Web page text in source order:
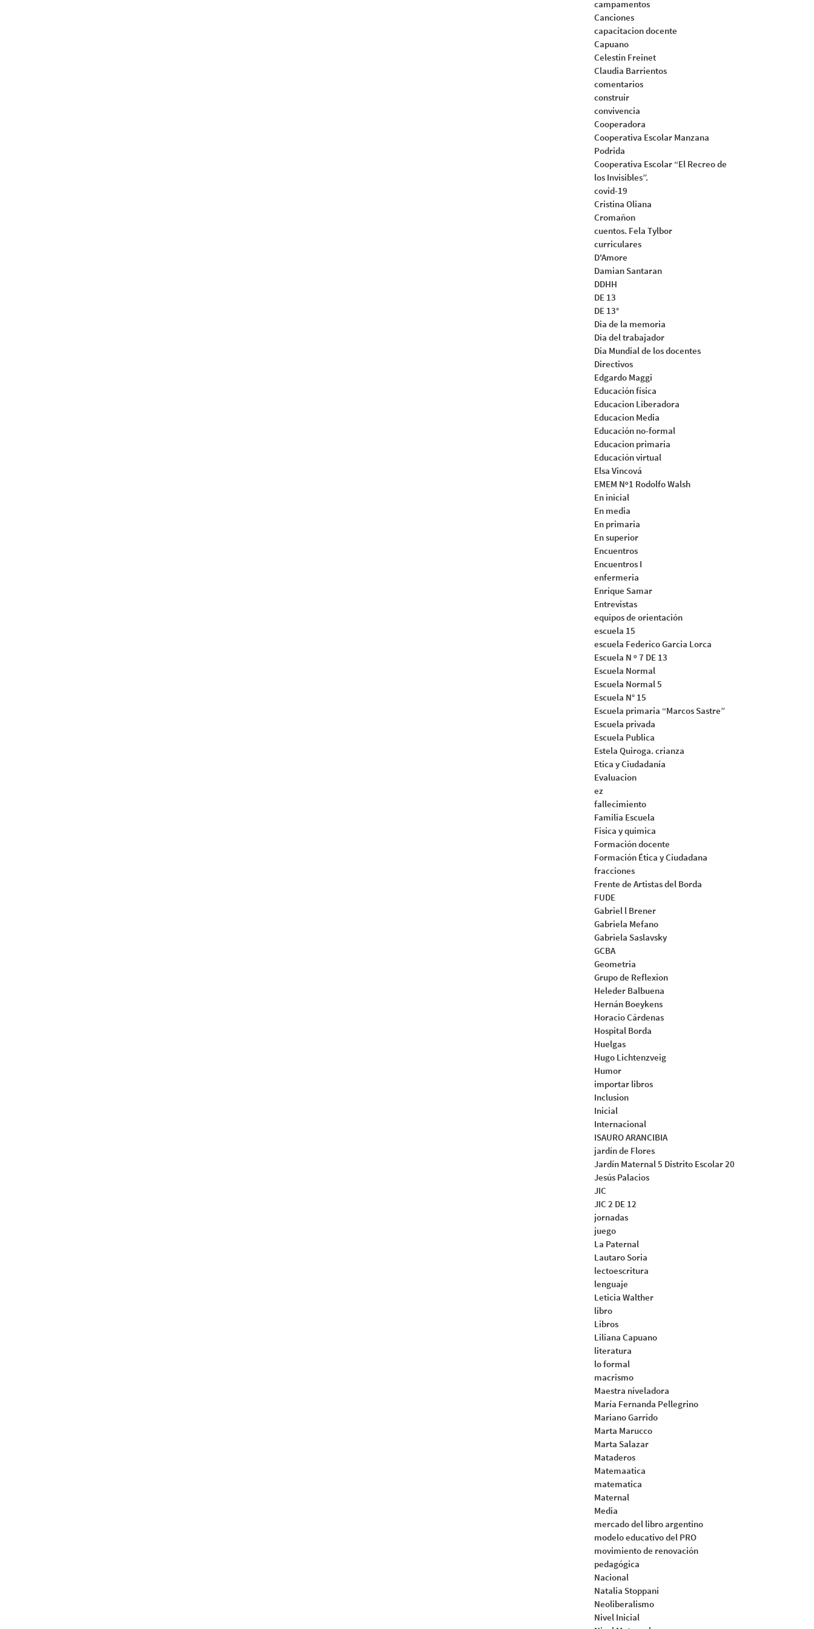
campamentos
Canciones
capacitacion docente
Capuano
Celestin Freinet
Claudia Barrientos
comentarios
construir
convivencia
Cooperadora
Cooperativa Escolar Manzana
Podrida
Cooperativa Escolar “El Recreo de
los Invisibles”.
covid-19
Cristina Oliana
Cromañon
cuentos. Fela Tylbor
curriculares
D'Amore
Damian Santaran
DDHH
DE 13
DE 13°
Dia de la memoria
Dia del trabajador
Dia Mundial de los docentes
Directivos
Edgardo Maggi
Educación física
Educacion Liberadora
Educacion Media
Educación no-formal
Educacion primaria
Educación virtual
Elsa Vincová
EMEM Nº1 Rodolfo Walsh
En inicial
En media
En primaria
En superior
Encuentros
Encuentros I
enfermeria
Enrique Samar
Entrevistas
equipos de orientación
escuela 15
escuela Federico Garcia Lorca
Escuela N º 7 DE 13
Escuela Normal
Escuela Normal 5
Escuela N° 15
Escuela primaria “Marcos Sastre”
Escuela privada
Escuela Publica
Estela Quiroga. crianza
Etica y Ciudadanía
Evaluacion
ez
fallecimiento
Familia Escuela
Fisica y quimica
Formación docente
Formación Ética y Ciudadana
fracciones
Frente de Artistas del Borda
FUDE
Gabriel l Brener
Gabriela Mefano
Gabriela Saslavsky
GCBA
Geometria
Grupo de Reflexion
Heleder Balbuena
Hernán Boeykens
Horacio Cárdenas
Hospital Borda
Huelgas
Hugo Lichtenzveig
Humor
importar libros
Inclusion
Inicial
Internacional
ISAURO ARANCIBIA
jardín de Flores
Jardín Maternal 5 Distrito Escolar 20
Jesús Palacios
JIC
JIC 2 DE 12
jornadas
juego
La Paternal
Lautaro Soria
lectoescritura
lenguaje
Leticia Walther
libro
Libros
Liliana Capuano
literatura
lo formal
macrismo
Maestra niveladora
María Fernanda Pellegrino
Mariano Garrido
Marta Marucco
Marta Salazar
Mataderos
Matemaatica
matematica
Maternal
Media
mercado del libro argentino
modelo educativo del PRO
movimiento de renovación
pedagógica
Nacional
Natalia Stoppani
Neoliberalismo
Nivel Inicial